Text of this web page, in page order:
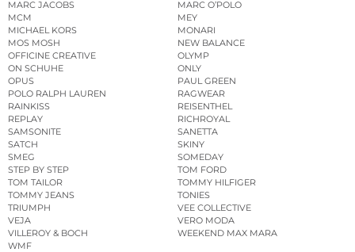
MARC JACOBS
MARC O’POLO
MCM
MEY
MICHAEL KORS
MONARI
MOS MOSH
NEW BALANCE
OFFICINE CREATIVE
OLYMP
ON SCHUHE
ONLY
OPUS
PAUL GREEN
POLO RALPH LAUREN
RAGWEAR
RAINKISS
REISENTHEL
REPLAY
RICHROYAL
SAMSONITE
SANETTA
SATCH
SKINY
SMEG
SOMEDAY
STEP BY STEP
TOM FORD
TOM TAILOR
TOMMY HILFIGER
TOMMY JEANS
TONIES
TRIUMPH
VEE COLLECTIVE
VEJA
VERO MODA
VILLEROY & BOCH
WEEKEND MAX MARA
WMF